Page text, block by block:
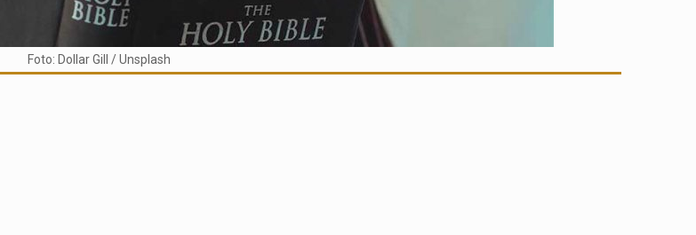
Foto: Dollar Gill / Unsplash